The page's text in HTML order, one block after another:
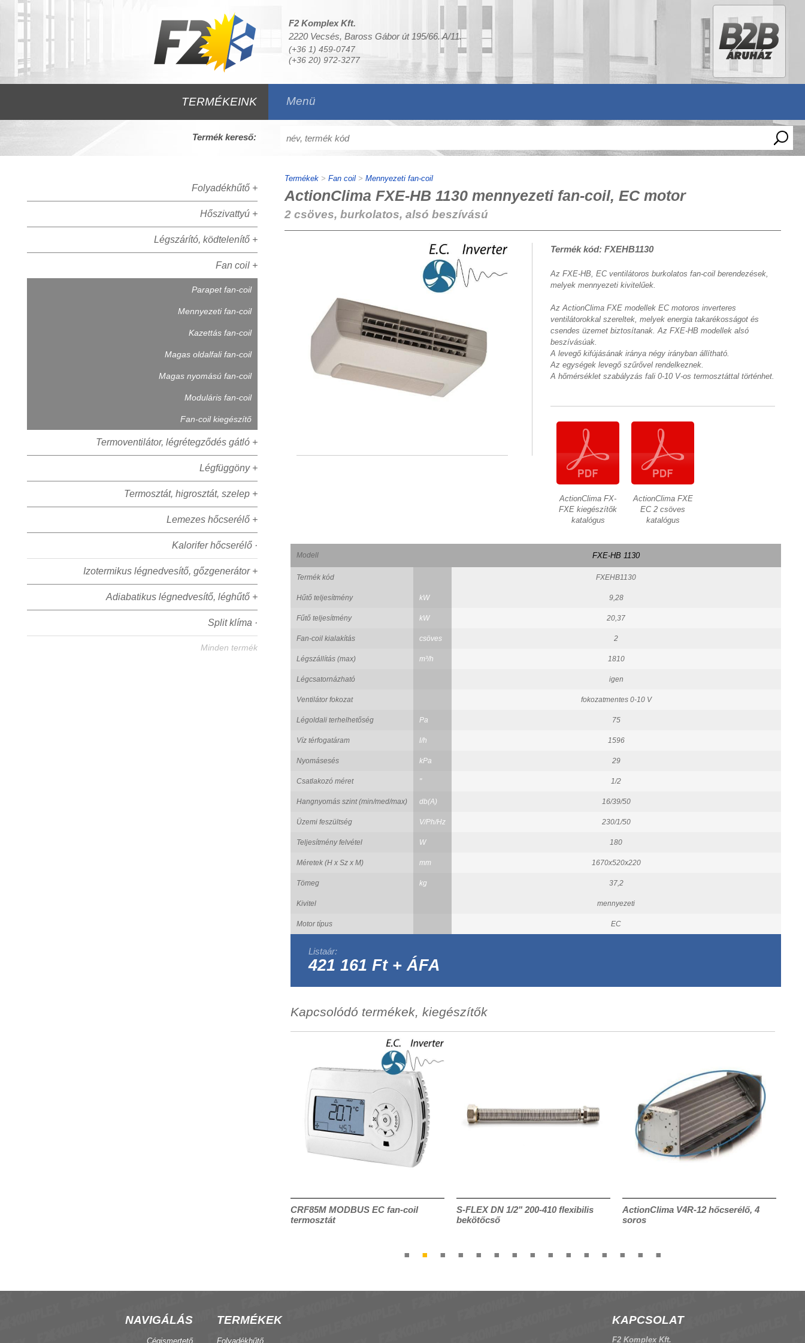
F2 Komplex Kft.
2220 Vecsés, Baross Gábor út 195/66. A/11.
(+36 1) 459-0747
(+36 20) 972-3277
TERMÉKEINK Menü
Termék kereső:
Folyadékhűtő +
Hőszivattyú +
Légszárító, ködtelenítő +
Fan coil +
Parapet fan-coil
Mennyezeti fan-coil
Kazettás fan-coil
Magas oldalfali fan-coil
Magas nyomású fan-coil
Moduláris fan-coil
Fan-coil kiegészítő
Termoventilátor, légrétegződés gátló +
Légfüggöny +
Termosztát, higrosztát, szelep +
Lemezes hőcserélő +
Kalorifer hőcserélő ·
Izotermikus légnedvesítő, gőzgenerátor +
Adiabatikus légnedvesítő, léghűtő +
Split klíma ·
Minden termék
Termékek> Fan coil> Mennyezeti fan-coil
ActionClima FXE-HB 1130 mennyezeti fan-coil, EC motor
2 csöves, burkolatos, alsó beszívású
Termék kód: FXEHB1130
Az FXE-HB, EC ventilátoros burkolatos fan-coil berendezések,
melyek mennyezeti kivitelűek.
Az ActionClima FXE modellek EC motoros inverteres
ventilátorokkal szereltek, melyek energia takarékosságot és
csendes üzemet biztosítanak. Az FXE-HB modellek alsó
beszívásúak.
A levegő kifújásának iránya négy irányban állítható.
Az egységek levegő szűrővel rendelkeznek.
A hőmérséklet szabályzás fali 0-10 V-os termosztáttal történhet.
ActionClima FX-
FXE kiegészítők
katalógus
ActionClima FXE
EC 2 csöves
katalógus
Modell FXE-HB 1130
Termék kód FXEHB1130
Hűtő teljesítmény kW 9,28
Fűtő teljesítmény kW 20,37
Fan-coil kialakítás csöves 2
Légszállítás (max) m³/h 1810
Légcsatornázható igen
Ventilátor fokozat fokozatmentes 0-10 V
Légoldali terhelhetőség Pa 75
Víz térfogatáram l/h 1596
Nyomásesés kPa 29
Csatlakozó méret " 1/2
Hangnyomás szint (min/med/max) db(A) 16/39/50
Üzemi feszültség V/Ph/Hz 230/1/50
Teljesítmény felvétel W 180
Méretek (H x Sz x M) mm 1670x520x220
Tömeg kg 37,2
Kivitel mennyezeti
Motor típus EC
Listaár:
421 161 Ft + ÁFA
Kapcsolódó termékek, kiegészítők
CRF85M MODBUS EC fan-coil
termosztát
S-FLEX DN 1/2" 200-410 flexibilis
bekötőcső
ActionClima V4R-12 hőcserélő, 4
soros
NAVIGÁLÁS
Cégismertető
TERMÉKEK
Folyadékhűtő
KAPCSOLAT
F2 Komplex Kft.